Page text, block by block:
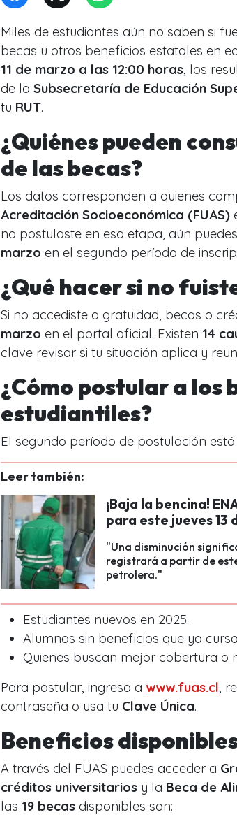
Miles de estudiantes aún no saben si
becas u otros beneficios estatales en
11 de marzo a las 12:00 horas , los
de la Subsecretaría de Educación
tu RUT.
¿Quiénes pueden
de las becas?
Los datos corresponden a quienes
Acreditación Socioeconómica (FUAS)
no postulaste en esa etapa, aún
marzo en el segundo período de
¿Qué hacer si no
Si no accediste a gratuidad, becas o
marzo en el portal oficial. Existen 14
clave revisar si tu situación aplica y
¿Cómo postular a los
estudiantiles?
El segundo período de postulación está
Leer también:
¡Baja la bencina!
para este jueves 13
"Una disminución
registrará a partir de
petrolera."
Estudiantes nuevos en 2025.
Alumnos sin beneficios que ya
Quienes buscan mejor cobertura o
Para postular, ingresa a www.fuas.cl ,
contraseña o usa tu Clave Única.
Beneficios
A través del FUAS puedes acceder a
créditos universitarios y la Beca de
las 19 becas disponibles son: